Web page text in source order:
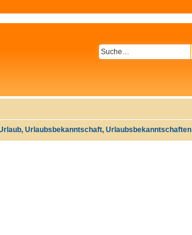
Urlaubsbekanntschaft, Urlaubsbekanntschaften